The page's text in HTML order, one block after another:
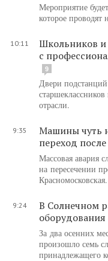
Мероприятие
которое
10:11
Школьников и
с
9
Двери
отрасли.
9:35
Машины чуть
переход
Массовая авария
на пересечении
Красномосковская.
9:24
В Солнечном
оборудования
За два осенних
произошло семь
принадлежащего